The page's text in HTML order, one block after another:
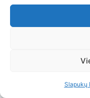
Slapukų
angliškai, bet
straipsnyje
Išvada:
šiandien